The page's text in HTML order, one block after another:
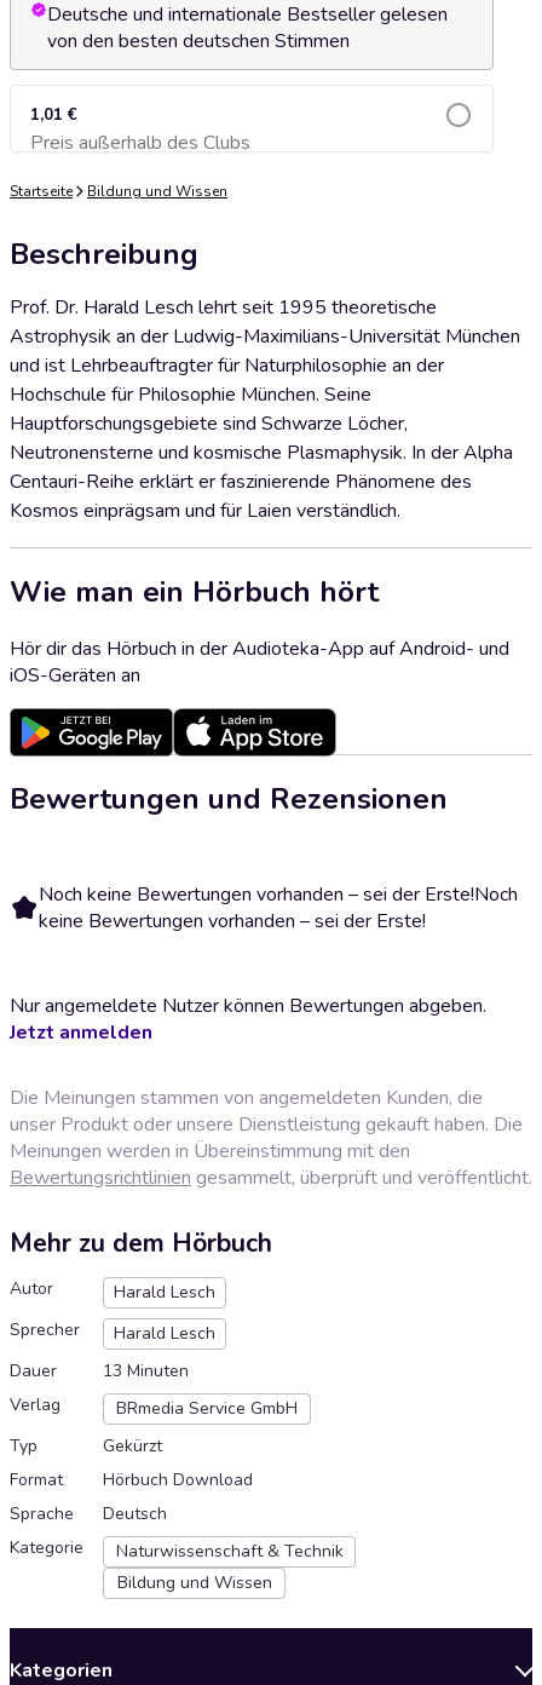
Deutsche und internationale Bestseller gelesen
von den besten deutschen Stimmen
1,01 €
Preis außerhalb des ClubsZum Warenkorb hinzufügen
Startseite Bildung und Wissen
Beschreibung
Prof. Dr. Harald Lesch lehrt seit 1995 theoretische
Astrophysik an der Ludwig-Maximilians-Universität München
und ist Lehrbeauftragter für Naturphilosophie an der
Hochschule für Philosophie München. Seine
Hauptforschungsgebiete sind Schwarze Löcher,
Neutronensterne und kosmische Plasmaphysik. In der Alpha
Centauri-Reihe erklärt er faszinierende Phänomene des
Kosmos einprägsam und für Laien verständlich.
Wie man ein Hörbuch hört
Hör dir das Hörbuch in der Audioteka-App auf Android- und
iOS-Geräten an
Bewertungen und Rezensionen
Noch keine Bewertungen vorhanden – sei der Erste!Noch
keine Bewertungen vorhanden – sei der Erste!
Nur angemeldete Nutzer können Bewertungen abgeben.
Jetzt anmelden
Die Meinungen stammen von angemeldeten Kunden, die
unser Produkt oder unsere Dienstleistung gekauft haben. Die
Meinungen werden in Übereinstimmung mit den
Bewertungsrichtlinien gesammelt, überprüft und veröffentlicht.
Mehr zu dem Hörbuch
Autor
Harald Lesch
Sprecher
Harald Lesch
Dauer
13 Minuten
Verlag
BRmedia Service GmbH
Typ
Gekürzt
Format
Hörbuch Download
Sprache
Deutsch
Kategorie
Naturwissenschaft & Technik
Bildung und Wissen
Kategorien